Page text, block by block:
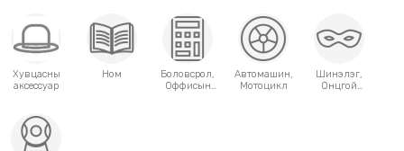
Хувцасны
аксессуар
Ном
Боловсрол,
Оффисын
Автомашин,
Мотоцикл
Шинэлэг,
Онцгой